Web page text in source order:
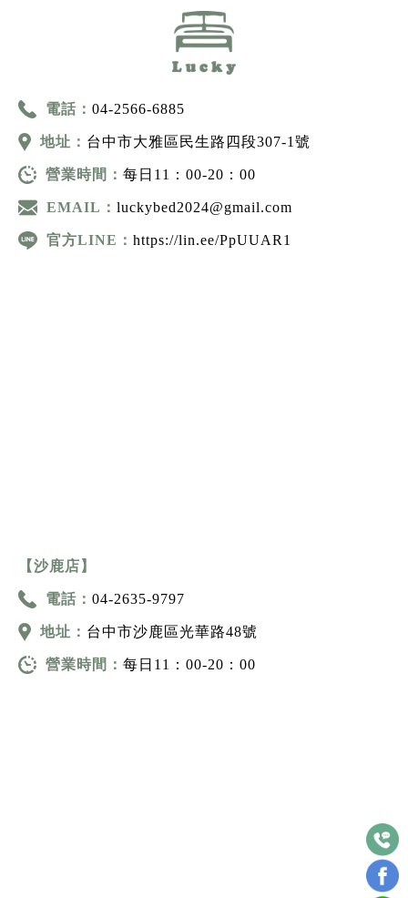
電話： 04-2566-6885
地址： 台中市大雅區民生路四段307-1號
營業時間： 每日11：00-20：00
EMAIL： luckybed2024@gmail.com
官方LINE： https://lin.ee/PpUUAR1
【沙鹿店】
電話： 04-2635-9797
地址： 台中市沙鹿區光華路48號
營業時間： 每日11：00-20：00